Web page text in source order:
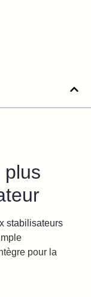
plus
stabilisateurs
pour la